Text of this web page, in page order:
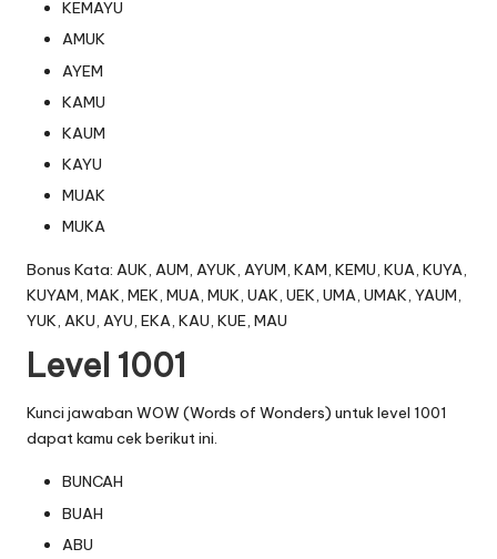
KEMAYU
AMUK
AYEM
KAMU
KAUM
KAYU
MUAK
MUKA
Bonus Kata: AUK, AUM, AYUK, AYUM, KAM, KEMU, KUA, KUYA,
KUYAM, MAK, MEK, MUA, MUK, UAK, UEK, UMA, UMAK, YAUM,
YUK, AKU, AYU, EKA, KAU, KUE, MAU
Level 1001
Kunci jawaban WOW (Words of Wonders) untuk level 1001
dapat kamu cek berikut ini.
BUNCAH
BUAH
ABU